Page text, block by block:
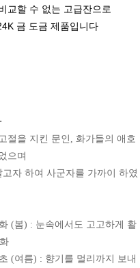
교할 수 없는 고급잔으로
금 도금 제품입니다
절을 지킨 문인, 화가들의 애호
으며
자 하여 사군자를 가까이 하였
도 고고하게 활
멀리까지 보내